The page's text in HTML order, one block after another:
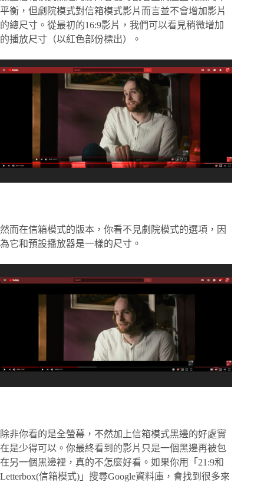
平衡，但劇院模式對信箱模式影片而言並不會增加影片
的總尺寸。從最初的16:9影片，我們可以看見稍微增加
的播放尺寸（以紅色部份標出）。
然而在信箱模式的版本，你看不見劇院模式的選項，因
為它和預設播放器是一樣的尺寸。
除非你看的是全螢幕，不然加上信箱模式黑邊的好處實
在是少得可以。你最終看到的影片只是一個黑邊再被包
在另一個黑邊裡，真的不怎麼好看。如果你用「21:9和
Letterbox(信箱模式)」搜尋Google資料庫，會找到很多來